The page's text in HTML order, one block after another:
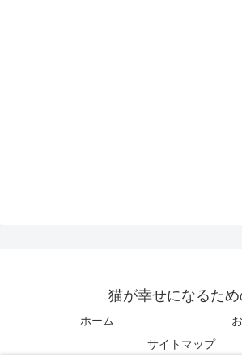
猫が幸せになるた
ホーム
サイトマップ